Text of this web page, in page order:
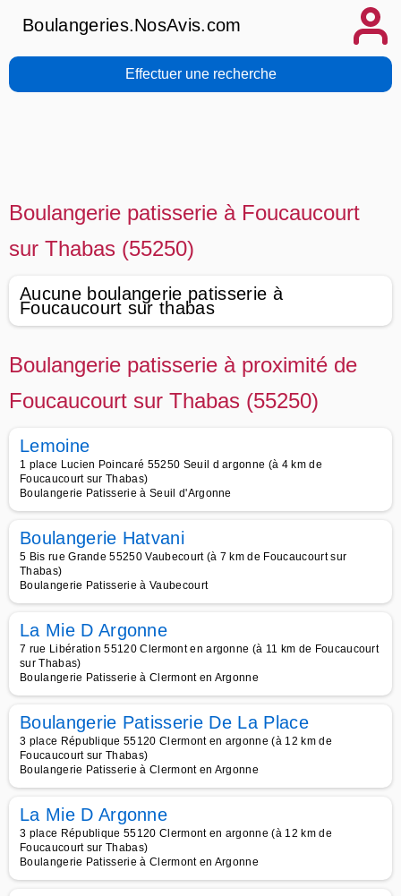
Boulangeries.NosAvis.com
Effectuer une recherche
Boulangerie patisserie à Foucaucourt
sur Thabas (55250)
Aucune boulangerie patisserie à
Foucaucourt sur thabas
Boulangerie patisserie à proximité de
Foucaucourt sur Thabas (55250)
Lemoine
1 place Lucien Poincaré 55250 Seuil d argonne (à 4 km de
Foucaucourt sur Thabas)
Boulangerie Patisserie à Seuil d'Argonne
Boulangerie Hatvani
5 Bis rue Grande 55250 Vaubecourt (à 7 km de Foucaucourt sur
Thabas)
Boulangerie Patisserie à Vaubecourt
La Mie D Argonne
7 rue Libération 55120 Clermont en argonne (à 11 km de Foucaucourt
sur Thabas)
Boulangerie Patisserie à Clermont en Argonne
Boulangerie Patisserie De La Place
3 place République 55120 Clermont en argonne (à 12 km de
Foucaucourt sur Thabas)
Boulangerie Patisserie à Clermont en Argonne
La Mie D Argonne
3 place République 55120 Clermont en argonne (à 12 km de
Foucaucourt sur Thabas)
Boulangerie Patisserie à Clermont en Argonne